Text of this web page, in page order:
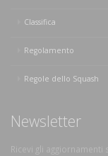
Classifica
Regolamento
Regole dello Squash
Newsletter
Ricevi gli